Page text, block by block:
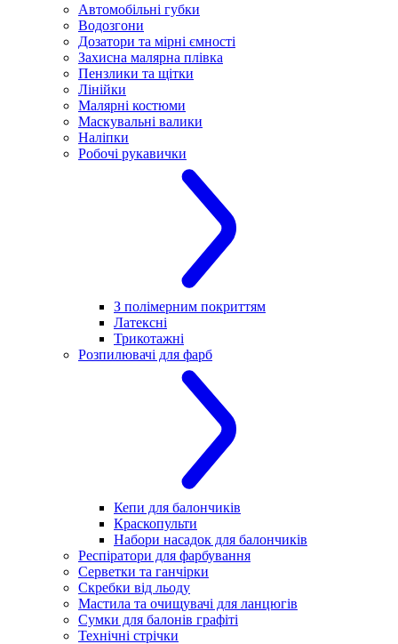
Автомобільні губки
Водозгони
Дозатори та мірні ємності
Захисна малярна плівка
Пензлики та щітки
Лінійки
Малярні костюми
Маскувальні валики
Наліпки
Робочі рукавички
З полімерним покриттям
Латексні
Трикотажні
Розпилювачі для фарб
Кепи для балончиків
Краскопульти
Набори насадок для балончиків
Респіратори для фарбування
Серветки та ганчірки
Скребки від льоду
Мастила та очищувачі для ланцюгів
Сумки для балонів графіті
Технічні стрічки